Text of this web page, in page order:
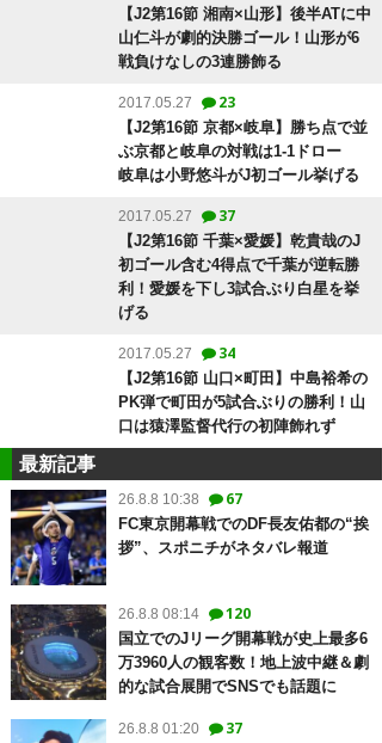
【J2第16節 湘南×山形】後半ATに中
山仁斗が劇的決勝ゴール！山形が6
戦負けなしの3連勝飾る
2017.05.27 23
【J2第16節 京都×岐阜】勝ち点で並
ぶ京都と岐阜の対戦は1-1ドロー
岐阜は小野悠斗がJ初ゴール挙げる
2017.05.27 37
【J2第16節 千葉×愛媛】乾貴哉のJ
初ゴール含む4得点で千葉が逆転勝
利！愛媛を下し3試合ぶり白星を挙
げる
2017.05.27 34
【J2第16節 山口×町田】中島裕希の
PK弾で町田が5試合ぶりの勝利！山
口は猿澤監督代行の初陣飾れず
最新記事
26.8.8 10:38 67
FC東京開幕戦でのDF長友佑都の“挨
拶”、スポニチがネタバレ報道
26.8.8 08:14 120
国立でのJリーグ開幕戦が史上最多6
万3960人の観客数！地上波中継＆劇
的な試合展開でSNSでも話題に
26.8.8 01:20 37